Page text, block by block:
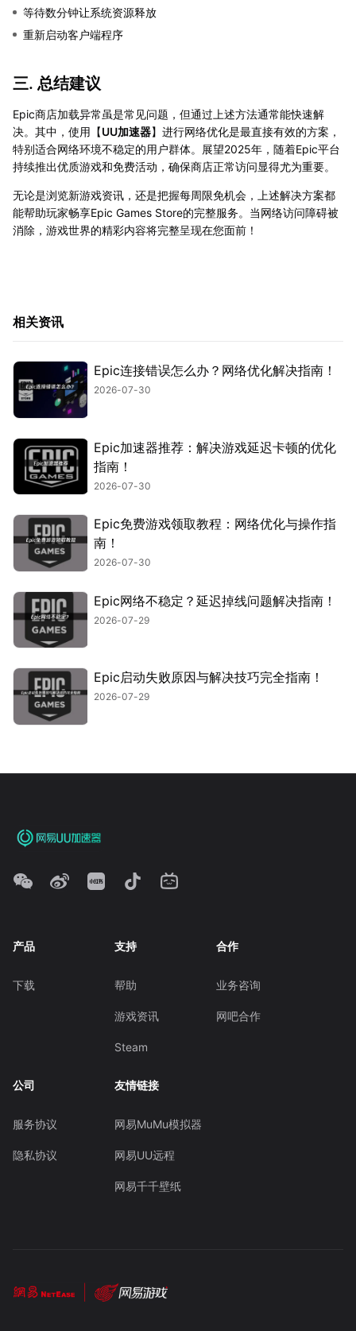
等待数分钟让系统资源释放
重新启动客户端程序
三. 总结建议
Epic商店加载异常虽是常见问题，但通过上述方法通常能快速解
决。其中，使用【UU加速器】进行网络优化是最直接有效的方案，
特别适合网络环境不稳定的用户群体。展望2025年，随着Epic平台
持续推出优质游戏和免费活动，确保商店正常访问显得尤为重要。
无论是浏览新游戏资讯，还是把握每周限免机会，上述解决方案都
能帮助玩家畅享Epic Games Store的完整服务。当网络访问障碍被
消除，游戏世界的精彩内容将完整呈现在您面前！
相关资讯
Epic连接错误怎么办？网络优化解决指南！
2026-07-30
Epic加速器推荐：解决游戏延迟卡顿的优化
指南！
2026-07-30
Epic免费游戏领取教程：网络优化与操作指
南！
2026-07-30
Epic网络不稳定？延迟掉线问题解决指南！
2026-07-29
Epic启动失败原因与解决技巧完全指南！
2026-07-29
产品
下载
支持
帮助
游戏资讯
Steam
合作
业务咨询
网吧合作
公司
服务协议
隐私协议
友情链接
网易MuMu模拟器
网易UU远程
网易千千壁纸